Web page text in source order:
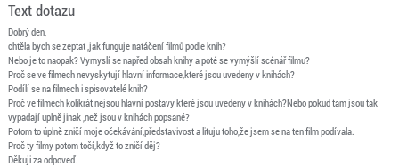
Text dotazu
Dobrý den,
chtěla bych se zeptat ,jak funguje natáčení filmů podle knih?
Nebo je to naopak? Vymyslí se napřed obsah knihy a poté se vymýšlí scénář filmu?
Proč se ve filmech nevyskytují hlavní informace,které jsou uvedeny v knihách?
Podílí se na filmech i spisovatelé knih?
Proč ve filmech kolikrát nejsou hlavní postavy které jsou uvedeny v knihách?Nebo pokud tam jsou tak
vypadají uplně jinak ,než jsou v knihách popsané?
Potom to úplně zničí moje očekávání,představivost a lituju toho,že jsem se na ten film podívala.
Proč ty filmy potom točí,když to zničí děj?
Děkuji za odpoveď.